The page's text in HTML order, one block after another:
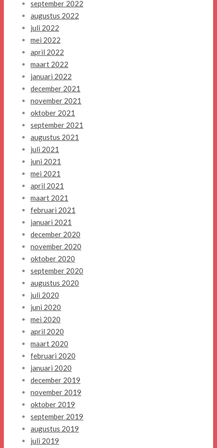
september 2022
augustus 2022
juli 2022
mei 2022
april 2022
maart 2022
januari 2022
december 2021
november 2021
oktober 2021
september 2021
augustus 2021
juli 2021
juni 2021
mei 2021
april 2021
maart 2021
februari 2021
januari 2021
december 2020
november 2020
oktober 2020
september 2020
augustus 2020
juli 2020
juni 2020
mei 2020
april 2020
maart 2020
februari 2020
januari 2020
december 2019
november 2019
oktober 2019
september 2019
augustus 2019
juli 2019